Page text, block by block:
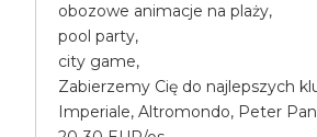
obozowe animacje na plaży,
pool party,
city game,
Zabierzemy Cię do najlepszych
Imperiale, Altromondo, Peter